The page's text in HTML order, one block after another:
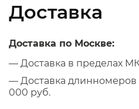
Доставка
Доставка по Москве:
— Доставка в пределах
— Доставка
000 руб.